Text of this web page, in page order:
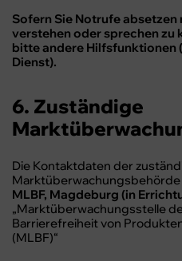
Sofern Sie Notrufe absetzen
verstehen oder sprechen zu
bitte andere Hilfsfunktionen
Dienst).
6. Zuständige
Die Kontaktdaten der
Marktüberwachungsbehörde
MLBF, Magdeburg (in
„Marktüberwachungsstelle
Barrierefreiheit von
(MLBF)“